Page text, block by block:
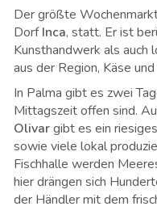
Der größte
DorfInca, statt. Er ist
Kunsthandwerk als
aus der Region, Käse
In Palma gibt es zwei
Mittagszeit offen sind.
Olivargibt es ein
sowie viele lokal
Fischhalle werden
hier drängen sich
der Händler mit dem